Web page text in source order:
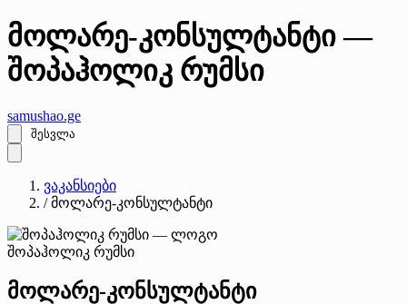
მოლარე-კონსულტანტი —
შოპაჰოლიკ რუმსი
samushao.ge
შესვლა
ვაკანსიები
/ მოლარე-კონსულტანტი
შოპაჰოლიკ რუმსი
მოლარე-კონსულტანტი